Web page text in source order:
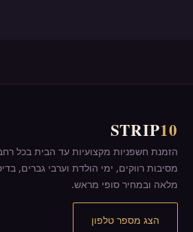
STRIP10
הזמנת חשפניות מקצועיות עד הבית בכל
מסיבות רווקים, ימי הולדת וערבי גברים,
מלאה ובמחיר סופי מראש.
הצג מספר טלפון